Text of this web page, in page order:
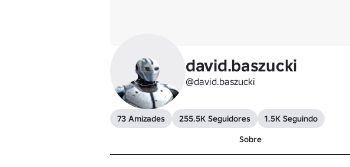
david.baszucki
@david.baszucki
73 Amizades 255.5K Seguidores
1.5K Seguindo
Sobre